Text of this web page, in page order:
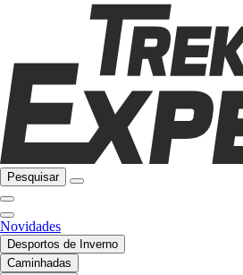
Pesquisar
Novidades
Desportos de Inverno
Caminhadas